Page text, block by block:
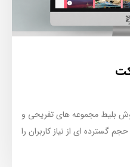
بلیط مجموعه های تفریحی و
گسترده ای از نیاز کاربران را